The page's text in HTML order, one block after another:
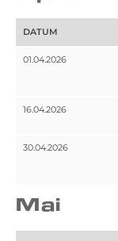
DATUM
01.04.2026
16.04.2026
30.04.2026
Mai